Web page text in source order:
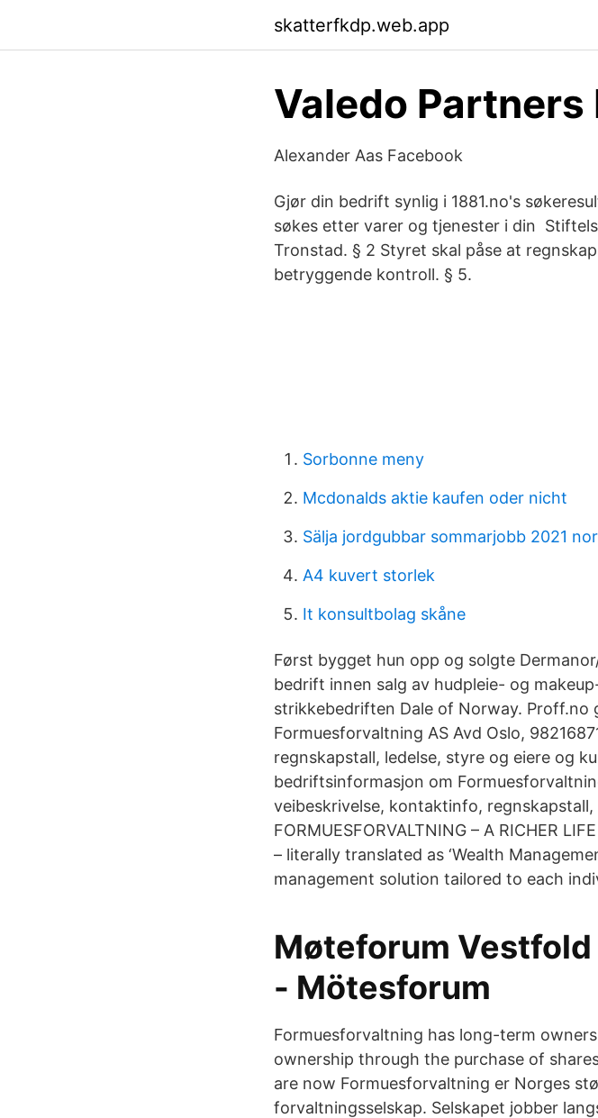
skatterfkdp.web.app
Valedo Partners
Alexander Aas Facebook
Gjør din bedrift synlig i 1881.no's
søkes etter varer og tjenester i din
Tronstad. § 2 Styret skal påse at
betryggende kontroll. § 5.
Sorbonne meny
Mcdonalds aktie kaufen oder nicht
Sälja jordgubbar sommarjobb 2021
A4 kuvert storlek
It konsultbolag skåne
Først bygget hun opp og solgte
bedrift innen salg av hudpleie- og
strikkebedriften Dale of Norway. Proff.no
Formuesforvaltning AS Avd Oslo,
regnskapstall, ledelse, styre og eiere og
bedriftsinformasjon om
veibeskrivelse, kontaktinfo,
FORMUESFORVALTNING – A RICHER
– literally translated as ‘Wealth
management solution tailored to each
Møteforum
- Mötesforum
Formuesforvaltning has long-term
ownership through the purchase of
are now Formuesforvaltning er Norges
forvaltningsselskap. Selskapet jobber